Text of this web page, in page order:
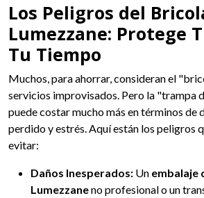
Los Peligros del
Lumezzane: Protege
Tu Tiempo
Muchos, para ahorrar, consideran el
servicios improvisados. Pero la "trampa
puede costar mucho más en términos de
perdido y estrés. Aquí están los peligros
evitar:
Daños Inesperados: Un embalaje
Lumezzaneno profesional o un